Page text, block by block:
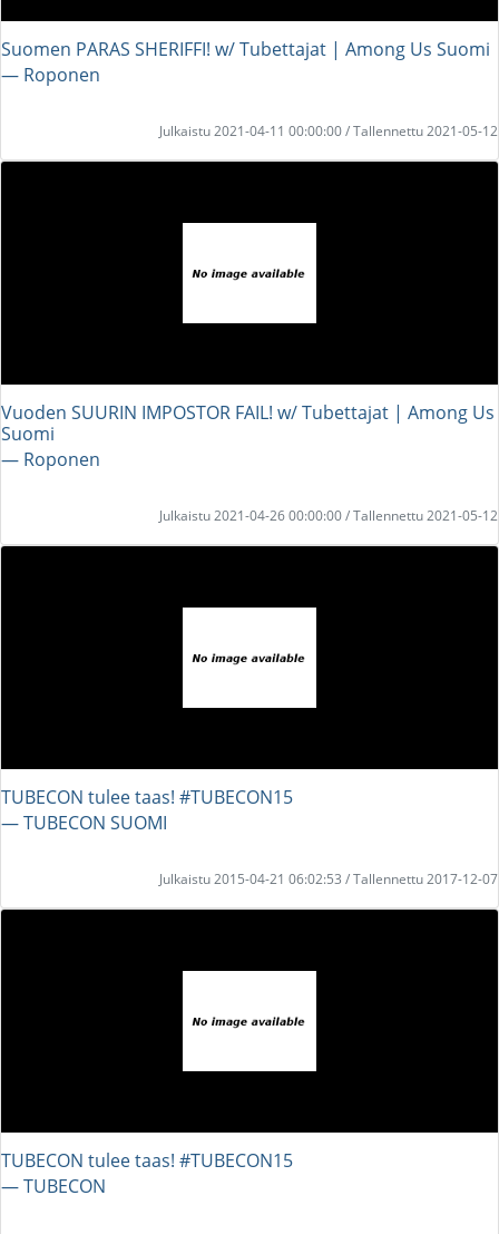
Suomen PARAS SHERIFFI! w/ Tubettajat | Among Us Suomi
― Roponen
Julkaistu 2021-04-11 00:00:00 / Tallennettu 2021-05-12
Vuoden SUURIN IMPOSTOR FAIL! w/ Tubettajat | Among Us
Suomi
― Roponen
Julkaistu 2021-04-26 00:00:00 / Tallennettu 2021-05-12
TUBECON tulee taas! #TUBECON15
― TUBECON SUOMI
Julkaistu 2015-04-21 06:02:53 / Tallennettu 2017-12-07
TUBECON tulee taas! #TUBECON15
― TUBECON